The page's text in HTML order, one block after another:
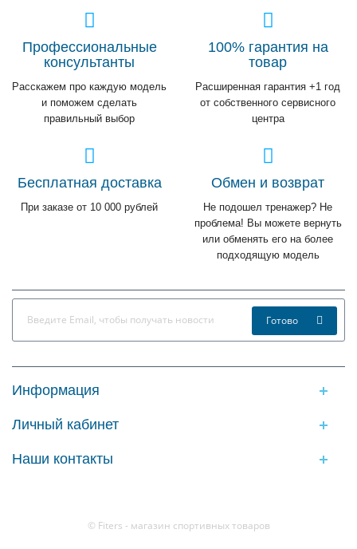
Профессиональные
консультанты
Расскажем про каждую модель
и поможем сделать
правильный выбор
100% гарантия на
товар
Расширенная гарантия +1 год
от собственного сервисного
центра
Бесплатная доставка
При заказе от 10 000 рублей
Обмен и возврат
Не подошел тренажер? Не
проблема! Вы можете вернуть
или обменять его на более
подходящую модель
Готово
Информация
Личный кабинет
Наши контакты
© Fiters - магазин спортивных товаров